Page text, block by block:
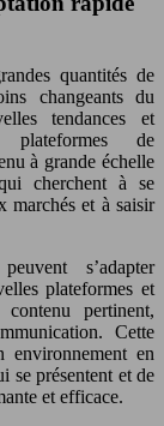
quantités de
changeants du
tendances et
plateformes de
à grande échelle
cherchent à se
marchés et à saisir
s’adapter
plateformes et
pertinent,
Cette
environnement en
se présentent et de
et efficace.